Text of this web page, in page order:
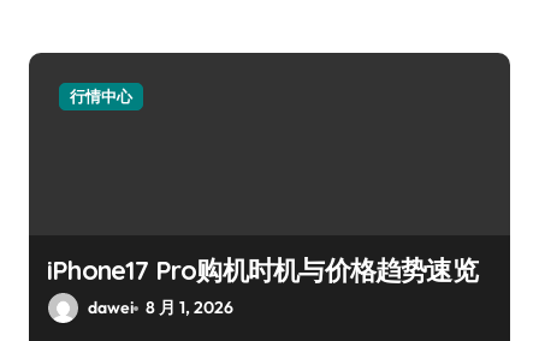
行情中心
iPhone17 Pro购机时机与价格趋势速览
dawei 8 月 1, 2026